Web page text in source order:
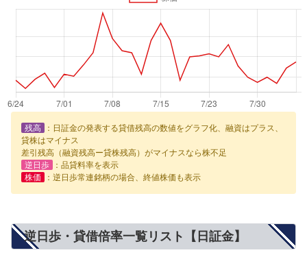
残高
：日証金の発表する貸借残高の数値をグラフ化、融資はプラス、
貸株はマイナス
差引残高（融資残高ー貸株残高）がマイナスなら株不足
逆日歩
：品貸料率を表示
株価
：逆日歩常連銘柄の場合、終値株価も表示
逆日歩・貸借倍率一覧リスト【日証金】